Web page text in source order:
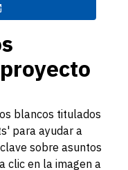
blancos titulados
para ayudar a
sobre asuntos
clic en la imagen a